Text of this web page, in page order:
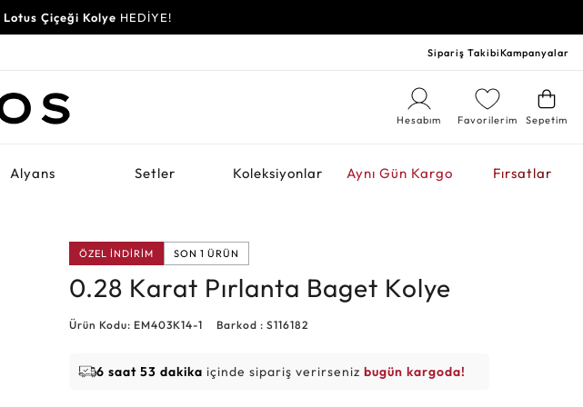
Lotus Çiçeği Kolye HEDİYE!
Sipariş TakibiKampanyalar
Sepetim
Favorilerim
Hesabım
Alyans Setler Koleksiyonlar Aynı Gün Kargo Fırsatlar
ÖZEL İNDİRİM SON 1 ÜRÜN
0.28 Karat Pırlanta Baget Kolye
Ürün Kodu: EM403K14-1 Barkod : S116182
6 saat 53 dakika içinde sipariş verirsenizbugün kargoda!